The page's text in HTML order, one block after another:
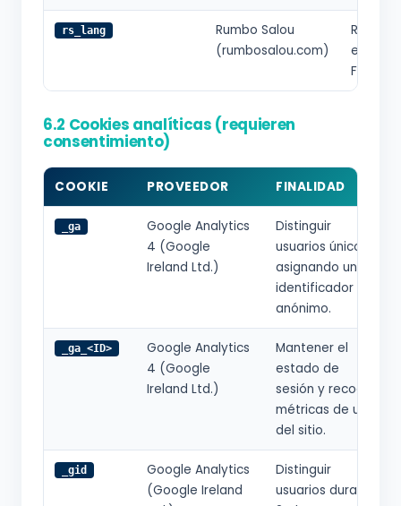
rs_lang
Rumbo Salou
(rumbosalou.com)
elegido
FR).
6.2 Cookies analíticas (requieren
consentimiento)
COOKIE PROVEEDOR FINALIDAD
_ga
Google Analytics
4 (Google
Ireland Ltd.)
Distinguir
usuarios únicos
asignando un
identificador
anónimo.
_ga_<ID>
Google Analytics
4 (Google
Ireland Ltd.)
Mantener el
estado de
sesión y recoger
métricas de uso
del sitio.
_gid
Google Analytics
(Google Ireland
Distinguir
usuarios durante